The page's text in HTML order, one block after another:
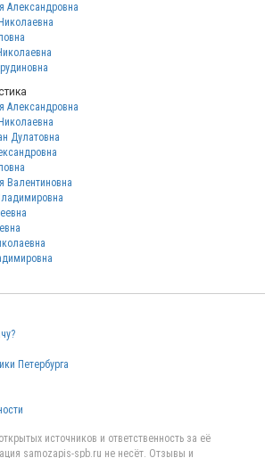
Александровна
Александровна
Дулатовна
Валентиновна
Петербурга
источников и ответственность за её
samozapis-spb.ru не несёт. Отзывы и